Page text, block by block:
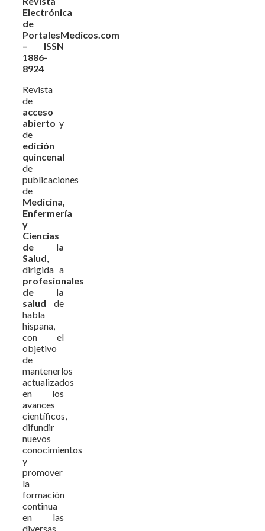
Electrónica
de
PortalesMedicos.com
– ISSN
1886-
8924
Revista
de
acceso
abierto y
de
edición
quincenal
de
publicaciones
de
Medicina,
Enfermería
y
Ciencias
de la
Salud,
dirigida a
profesionales
de la
salud de
habla
hispana,
con el
objetivo
de
mantenerlos
actualizados
en los
avances
científicos,
difundir
nuevos
conocimientos
y
promover
la
formación
continua
en las
diversas